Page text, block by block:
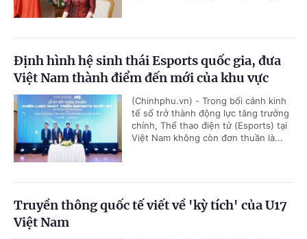
Định hình hệ sinh thái Esports quốc gia, đưa
Việt Nam thành điểm đến mới của khu vực
(Chinhphu.vn) - Trong bối cảnh kinh
tế số trở thành động lực tăng trưởng
chính, Thể thao điện tử (Esports) tại
Việt Nam không còn đơn thuần là...
Truyền thông quốc tế viết về 'kỳ tích' của U17
Việt Nam